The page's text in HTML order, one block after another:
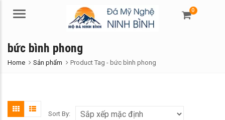
Menu
0
bức bình phong
Home Sản phẩm Product Tag - bức bình phong
Sort By: